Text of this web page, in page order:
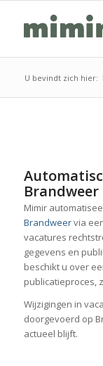
U bevindt zich hier:
Brandweer
Mimir
Brandweervia
vacatures
gegevens en
beschikt u over
publicatieproces,
Wijzigingen in
doorgevoerd op
actueel blijft.